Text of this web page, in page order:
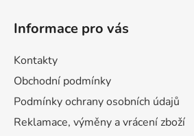
Informace pro vás
Kontakty
Obchodní podmínky
Podmínky ochrany osobních údajů
Reklamace, výměny a vrácení zboží